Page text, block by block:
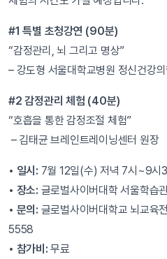
#1 특별 초청강연 (90분)
“감정관리, 뇌 그리고 명상”
– 강도형 서울대학교병원 정신건강
#2 감정관리 체험 (40분)
“호흡을 통한 감정조절 체험”
– 김태균 브레인트레이닝센터 원장
• 일시: 7월 12일(수) 저녁 7시~9시
• 장소: 글로벌사이버대학 서울학습
• 문의: 글로벌사이버대학교 뇌교
5558
• 참가비:무료